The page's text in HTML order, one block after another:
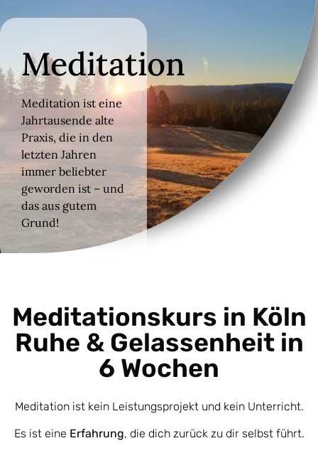
Meditation
Meditation ist eine
Jahrtausende alte
Praxis, die in den
letzten Jahren
immer beliebter
geworden ist – und
das aus gutem
Grund!
Meditationskurs in Köln
Ruhe & Gelassenheit in
6 Wochen
Meditation ist kein Leistungsprojekt und kein Unterricht.
Es ist eine Erfahrung, die dich zurück zu dir selbst führt.